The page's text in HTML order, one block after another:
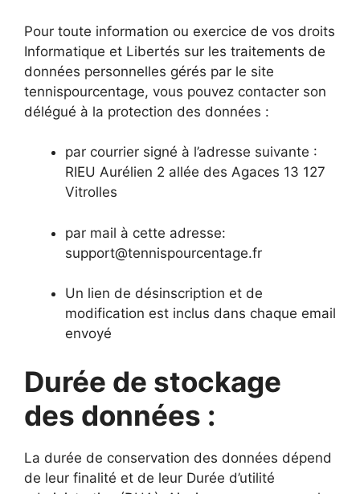
Pour toute information ou exercice de vos droits
Informatique et Libertés sur les traitements de
données personnelles gérés par le site
tennispourcentage, vous pouvez contacter son
délégué à la protection des données :
par courrier signé à l’adresse suivante :
RIEU Aurélien 2 allée des Agaces 13 127
Vitrolles
par mail à cette adresse:
support@tennispourcentage.fr
Un lien de désinscription et de
modification est inclus dans chaque email
envoyé
Durée de stockage
des données :
La durée de conservation des données dépend
de leur finalité et de leur Durée d’utilité